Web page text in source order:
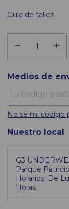
Guía de talles
Entregas para el
Medios de
No sé mi código
Nuestro local
G3
Parque
Horarios. De
Horas.